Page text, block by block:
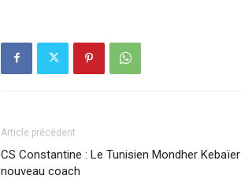
Article précédent
CS Constantine : Le Tunisien Mondher Kebaïer
nouveau coach